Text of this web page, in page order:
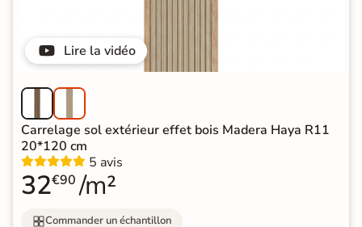
Lire la vidéo
Carrelage sol extérieur effet bois Madera Haya R11
20*120 cm
5 avis
32€90 /m²
Commander un échantillon